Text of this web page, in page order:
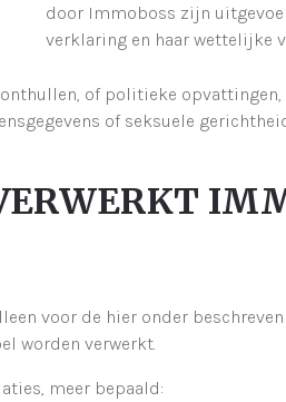
door Immoboss zijn
verklaring en haar wettelijke
of politieke
of seksuele
voor de hier onder
worden verwerkt.
meer bepaald: